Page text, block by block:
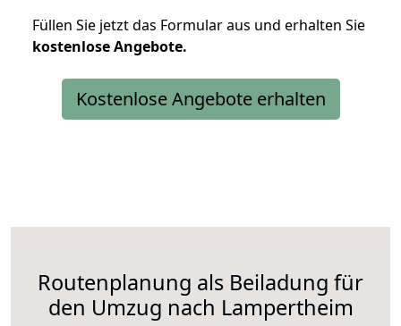
Füllen Sie jetzt das Formular aus und erhalten Sie
kostenloseAngebote.
Kostenlose Angebote erhalten
Routenplanung als Beiladung für
den Umzug nach Lampertheim